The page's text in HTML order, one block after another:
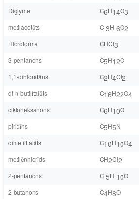
Diglyme
C6H14O3
metilacetāts
C 3H 6O2
Hloroforma
CHCl3
3-pentanons
C5H12O
1,1-dihloretāns
C2H4Cl2
di-n-butilftalāts
C16H22O4
cikloheksanons
C6H10O
piridīns
C5H5N
dimetilftalāts
C10H10O4
metilēnhlorīds
CH2Cl2
2-pentanons
C 5H 10O
2-butanons
C4H8O